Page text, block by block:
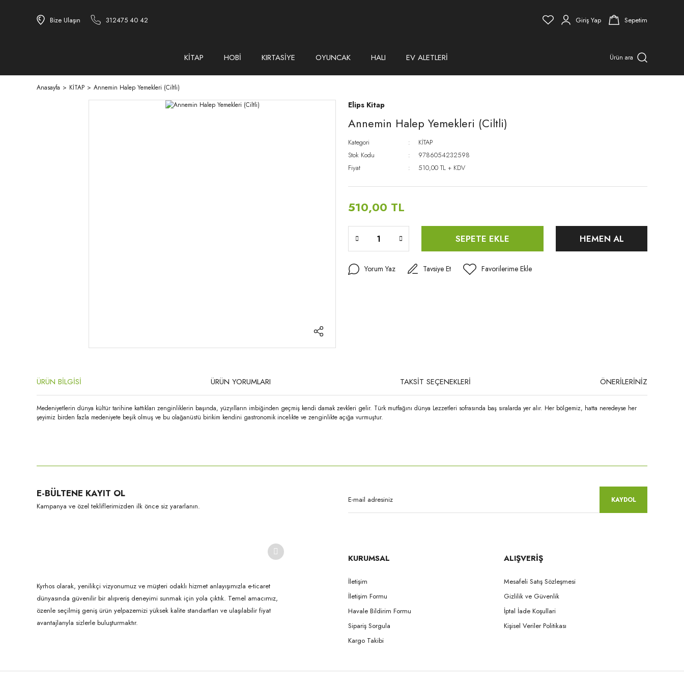
Bize Ulaşın 312475 40 42 Giriş Yap Sepetim
KİTAP HOBİ KIRTASİYE OYUNCAK HALI EV ALETLERİ Ürün ara
Anasayfa KİTAP Annemin Halep Yemekleri (Ciltli)
Elips Kitap
Annemin Halep Yemekleri (Ciltli)
Kategori
KİTAP
Stok Kodu
9786054232598
Fiyat
510,00 TL + KDV
510,00 TL
SEPETE EKLE HEMEN AL
Yorum Yaz Tavsiye Et
ÜRÜN BİLGİSİ ÜRÜN YORUMLARI TAKSİT SEÇENEKLERİ ÖNERİLERİNİZ
Medeniyetlerin dünya kültür tarihine kattıkları zenginliklerin başında, yüzyılların imbiğinden geçmiş kendi damak zevkleri gelir. Türk mutfağını dünya Lezzetleri sofrasında baş sıralarda yer alır. Her bölgemiz, hatta neredeyse her
şeyimiz birden fazla medeniyete beşik olmuş ve bu olağanüstü birikim kendini gastronomik incelikte ve zenginlikte açığa vurmuştur.
Ürün açıklamasında eksik bilgiler bulunuyor.
Ürün bilgilerinde hatalar bulunuyor.
E-BÜLTENE KAYIT OL
Kampanya ve özel tekliflerimizden ilk önce siz yararlanın.
KAYDOL
Kyrhos olarak, yenilikçi vizyonumuz ve müşteri odaklı hizmet anlayışımızla e-ticaret
dünyasında güvenilir bir alışveriş deneyimi sunmak için yola çıktık. Temel amacımız,
özenle seçilmiş geniş ürün yelpazemizi yüksek kalite standartları ve ulaşılabilir fiyat
avantajlarıyla sizlerle buluşturmaktır.
KURUMSAL
İletişim
İletişim Formu
Havale Bildirim Formu
Sipariş Sorgula
Kargo Takibi
ALIŞVERİŞ
Mesafeli Satış Sözleşmesi
Gizlilik ve Güvenlik
İptal İade Koşullari
Kişisel Veriler Politikası